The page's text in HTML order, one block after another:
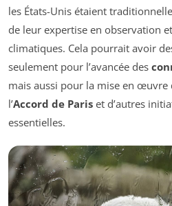
les États-Unis étaient
de leur expertise en observation
climatiques. Cela pourrait avoir
seulement pour l’avancée des
mais aussi pour la mise en œuvre
l’Accord de Paris et d’autres
essentielles.